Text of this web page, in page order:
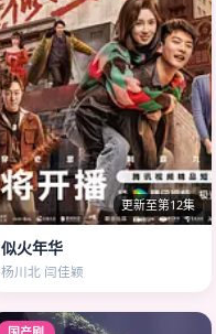
更新至第12集
似火年华
杨川北 闫佳颖